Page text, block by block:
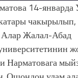
14-
чакырылып,
Алар Жалал-Абад
Нарматовага